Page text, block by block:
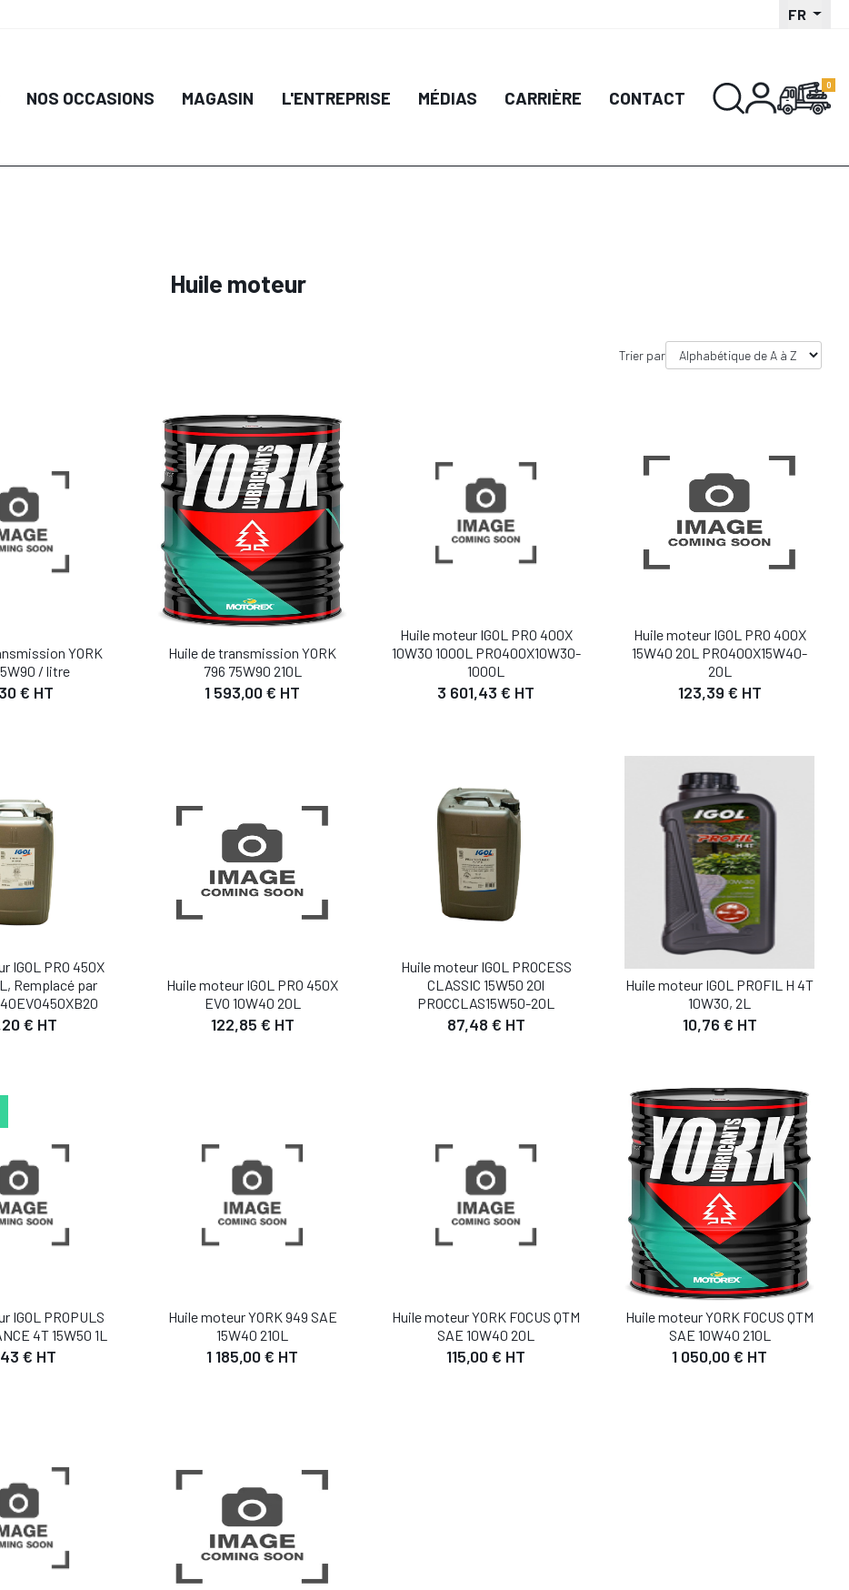
FR
NOS OCCASIONS MAGASIN L'ENTREPRISE MÉDIAS CARRIÈRE CONTACT
Huile moteur
Trier par
YORK
/ litre
€ HT
Huile de transmission YORK
796 75W90 210L
1 593,00 € HT
Huile moteur IGOL PRO 400X
10W30 1000L PRO400X10W30-
1000L
3 601,43 € HT
Huile moteur IGOL PRO 400X
15W40 20L PRO400X15W40-
20L
123,39 € HT
DÉTAIL
IGOL PRO 450X
Remplacé par
€ HT
Huile moteur IGOL PRO 450X
EVO 10W40 20L
122,85 € HT
DÉTAIL
AJOUTER AU PANIER
Huile moteur IGOL PROCESS
CLASSIC 15W50 20l
PROCCLAS15W50-20L
87,48 € HT
AJOUTER AU PANIER
Huile moteur IGOL PROFIL H 4T
10W30, 2L
10,76 € HT
AJOUTER AU PANIER
IGOL PROPULS
4T 15W50 1L
€ HT
AU PANIER
Huile moteur YORK 949 SAE
15W40 210L
1 185,00 € HT
Huile moteur YORK FOCUS QTM
SAE 10W40 20L
115,00 € HT
AJOUTER AU PANIER
Huile moteur YORK FOCUS QTM
SAE 10W40 210L
1 050,00 € HT
DÉTAIL
AJOUTER AU PANIER
AU PANIER